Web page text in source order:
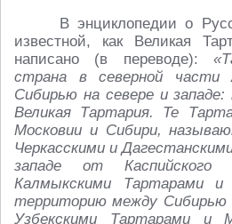
В энциклопедии о
известной, как Великая
написано (в переводе):
страна в северной части
Сибирью на севере и
Великая Тартария. Те
Московии и Сибири,
Черкасскими и
западе от Каспийского
Калмыкскими Тартарами
территорию между Сибирью
Узбекскими Тартарами и